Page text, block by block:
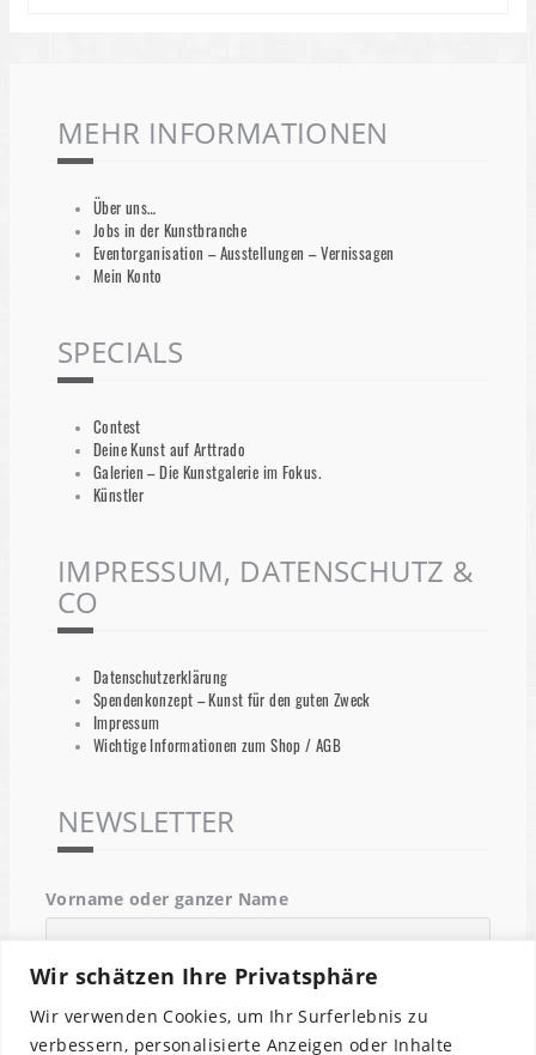
Wir schätzen Ihre Privatsphäre
Wir verwenden Cookies, um Ihr Surferlebnis zu
verbessern, personalisierte Anzeigen oder Inhalte
MEHR INFORMATIONEN
Über uns…
Jobs in der Kunstbranche
Eventorganisation – Ausstellungen – Vernissagen
Mein Konto
SPECIALS
Contest
Deine Kunst auf Arttrado
Galerien – Die Kunstgalerie im Fokus.
Künstler
IMPRESSUM, DATENSCHUTZ &
CO
Datenschutzerklärung
Spendenkonzept – Kunst für den guten Zweck
Impressum
Wichtige Informationen zum Shop / AGB
NEWSLETTER
Vorname oder ganzer Name
Email